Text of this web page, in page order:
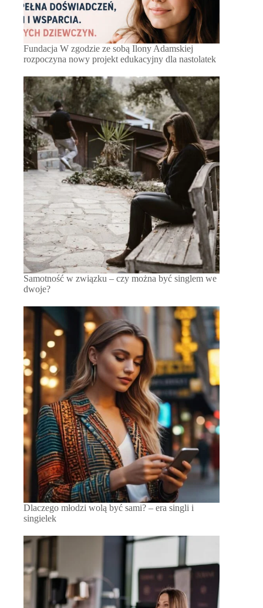
Fundacja W zgodzie ze sobą Ilony Adamskiej
rozpoczyna nowy projekt edukacyjny dla nastolatek
Samotność w związku – czy można być singlem we
dwoje?
Dlaczego młodzi wolą być sami? – era singli i
singielek